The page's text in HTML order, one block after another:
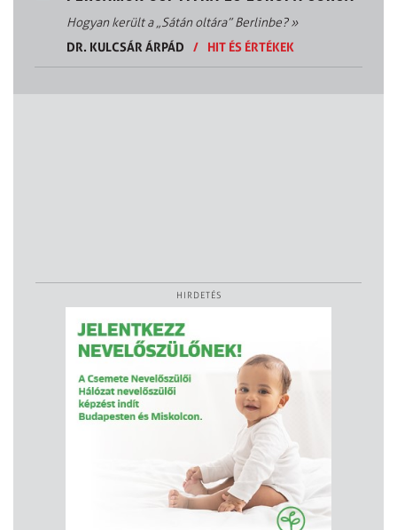
Hogyan került a „Sátán oltára” Berlinbe?»
DR. KULCSÁR ÁRPÁD
/ HIT ÉS ÉRTÉKEK
HIRDETÉS